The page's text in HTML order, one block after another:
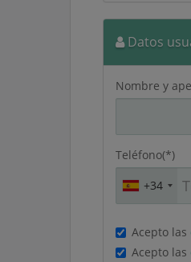
Datos
Nombre y
Teléfono(*)
+34
Acepto las
Acepto las